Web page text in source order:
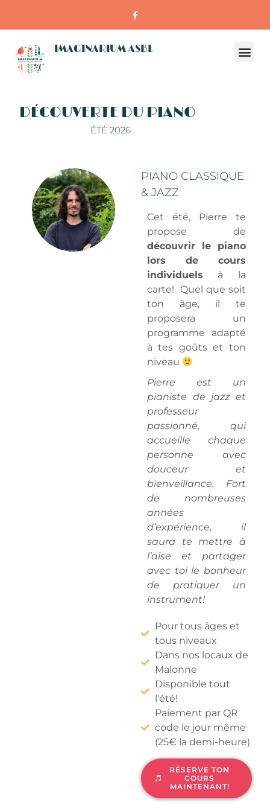
IMAGINARIUM ASBL
DÉCOUVERTE DU PIANO
ÉTÉ 2026
PIANO CLASSIQUE
& JAZZ
Cet été, Pierre te
propose de
découvrir le piano
lors de cours
individuels à la
carte! Quel que soit
ton âge, il te
proposera un
programme adapté
à tes goûts et ton
niveau
Pierre est un
pianiste de jazz et
professeur
passionné, qui
accueille chaque
personne avec
douceur et
bienveillance. Fort
de nombreuses
années
d’expérience, il
saura te mettre à
l’aise et partager
avec toi le bonheur
de pratiquer un
instrument!
Pour tous âges et
tous niveaux
Dans nos locaux de
Malonne
Disponible tout
l'été!
Paiement par QR
code le jour même
(25€ la demi-heure)
RÉSERVE TON
COURS
MAINTENANT!